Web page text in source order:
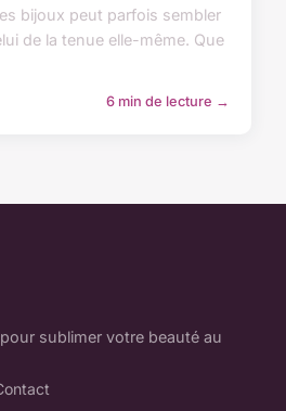
bijoux peut parfois sembler
de la tenue elle-même. Que
6 min de lecture →
sublimer votre beauté au